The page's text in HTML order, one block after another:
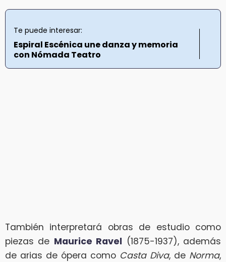
Te puede interesar:
Espiral Escénica une danza y memoria
con Nómada Teatro
También interpretará obras de estudio como
piezas de Maurice Ravel (1875-1937), además
de arias de ópera como Casta Diva, de Norma,